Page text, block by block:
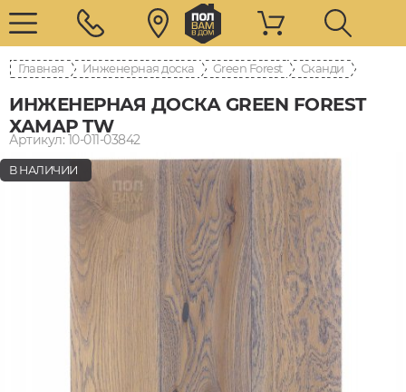
Главная Инженерная доска Green Forest Сканди
ИНЖЕНЕРНАЯ ДОСКА GREEN FOREST
ХАМАР TW
Артикул: 10-011-03842
В НАЛИЧИИ